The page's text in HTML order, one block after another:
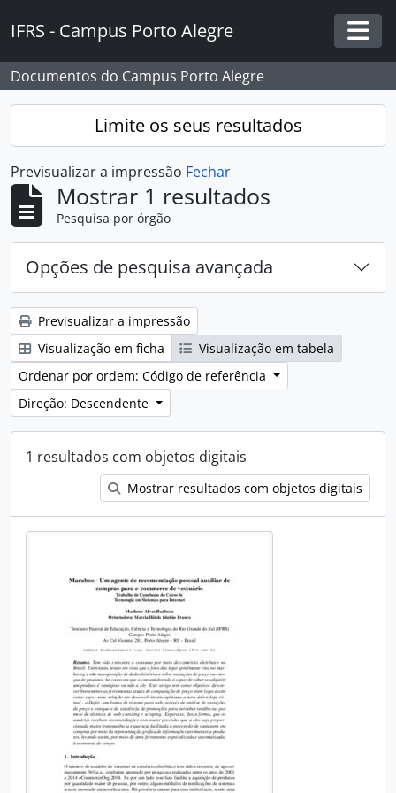
IFRS - Campus Porto Alegre
Documentos do Campus Porto Alegre
Limite os seus resultados
Previsualizar a impressão Fechar
Mostrar 1 resultados
Pesquisa por órgão
Opções de pesquisa avançada
Previsualizar a impressão
Visualização em ficha
Visualização em tabela
Ordenar por ordem: Código de referência
Direção: Descendente
1 resultados com objetos digitais
Mostrar resultados com objetos digitais